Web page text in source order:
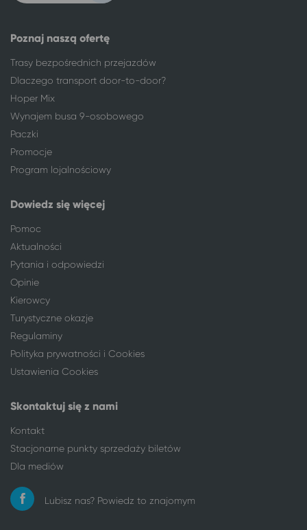
Warszawa
Szczawno-Zdrój
Warszawa
Jastrzębia Góra
Warszawa
Władysławowo
Warszawa
Mielenko, gm. Mielno
Warszawa
Warszawa
Dziwnówek
Warszawa
Warszawa
Kołczewo
Warszawa
Sarbinowo gm. Mielno
Warszawa
Warszawa
Warszawa
Ustronie Morskie
Warszawa
Warszawa
Warszawa
Warszawa
Warszawa
Kazimierz Dolny
Warszawa
Warszawa
Trzęsacz
Warszawa
Warszawa
Sopot
Warszawa
Warszawa
Warszawa
Ostrowo
Poznaj naszą ofertę
Trasy bezpośrednich przejazdów
Dlaczego transport door-to-door?
Hoper Mix
Wynajem busa 9-osobowego
Paczki
Promocje
Program lojalnościowy
Dowiedz się więcej
Pomoc
Aktualności
Pytania i odpowiedzi
Opinie
Kierowcy
Turystyczne okazje
Regulaminy
Polityka prywatności i Cookies
Ustawienia Cookies
Skontaktuj się z nami
Kontakt
Stacjonarne punkty sprzedaży biletów
Dla mediów
Lubisz nas? Powiedz to znajomym